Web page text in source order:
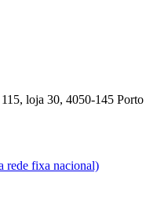
loja 30, 4050-145 Porto
rede fixa nacional)